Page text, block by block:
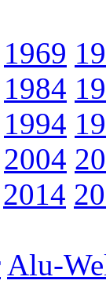
1969
1984
1994
2004
2014
Alu-